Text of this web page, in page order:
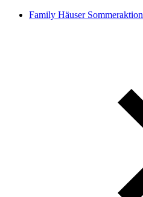
Family Häuser Sommeraktion